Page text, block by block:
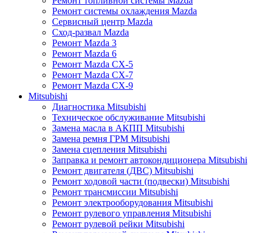
Ремонт системы охлаждения Mazda
Сервисный центр Mazda
Сход-развал Mazda
Ремонт Mazda 3
Ремонт Mazda 6
Ремонт Mazda CX-5
Ремонт Mazda CX-7
Ремонт Mazda CX-9
Mitsubishi
Диагностика Mitsubishi
Техническое обслуживание Mitsubishi
Замена масла в АКПП Mitsubishi
Замена ремня ГРМ Mitsubishi
Замена сцепления Mitsubishi
Заправка и ремонт автокондиционера Mitsubishi
Ремонт двигателя (ДВС) Mitsubishi
Ремонт ходовой части (подвески) Mitsubishi
Ремонт трансмиссии Mitsubishi
Ремонт электрооборудования Mitsubishi
Ремонт рулевого управления Mitsubishi
Ремонт рулевой рейки Mitsubishi